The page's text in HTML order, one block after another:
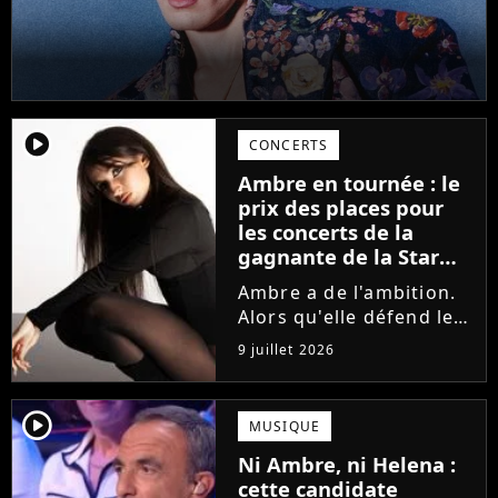
player2 CONCERTS
Ambre en tournée : le
prix des places pour
les concerts de la
gagnante de la Star
Academy !
Ambre a de l'ambition.
Alors qu'elle défend le
single J'me demande et
qu'elle prépare son
premier album, la
gagnante de la dernière
saison de la Star
Academy annonce les
dates de sa...
9 juillet 2026
player2 MUSIQUE
Ni Ambre, ni Helena :
cette candidate